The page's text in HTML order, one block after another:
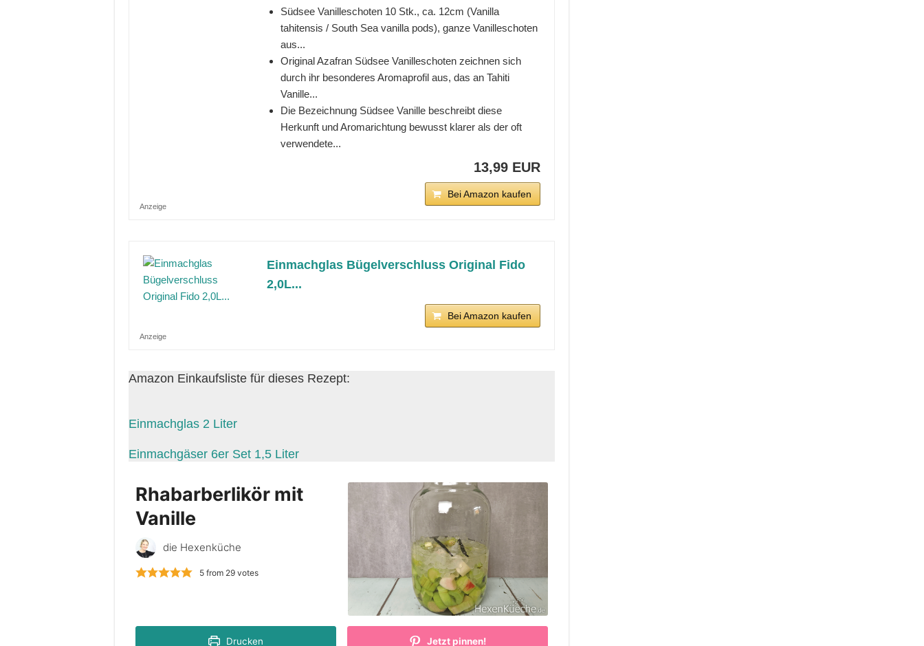
Südsee Vanilleschoten 10 Stk., ca. 12cm (Vanilla
tahitensis / South Sea vanilla pods), ganze Vanilleschoten
aus...
Original Azafran Südsee Vanilleschoten zeichnen sich
durch ihr besonderes Aromaprofil aus, das an Tahiti
Vanille...
Die Bezeichnung Südsee Vanille beschreibt diese
Herkunft und Aromarichtung bewusst klarer als der oft
verwendete...
13,99 EUR
Bei Amazon kaufen
Anzeige
Einmachglas Bügelverschluss Original Fido
2,0L...
Bei Amazon kaufen
Anzeige
Amazon Einkaufsliste für dieses Rezept:
Einmachglas 2 Liter
Einmachgäser 6er Set 1,5 Liter
Rhabarberlikör mit
Vanille
die Hexenküche
5from 29votes
Drucken Jetzt pinnen!